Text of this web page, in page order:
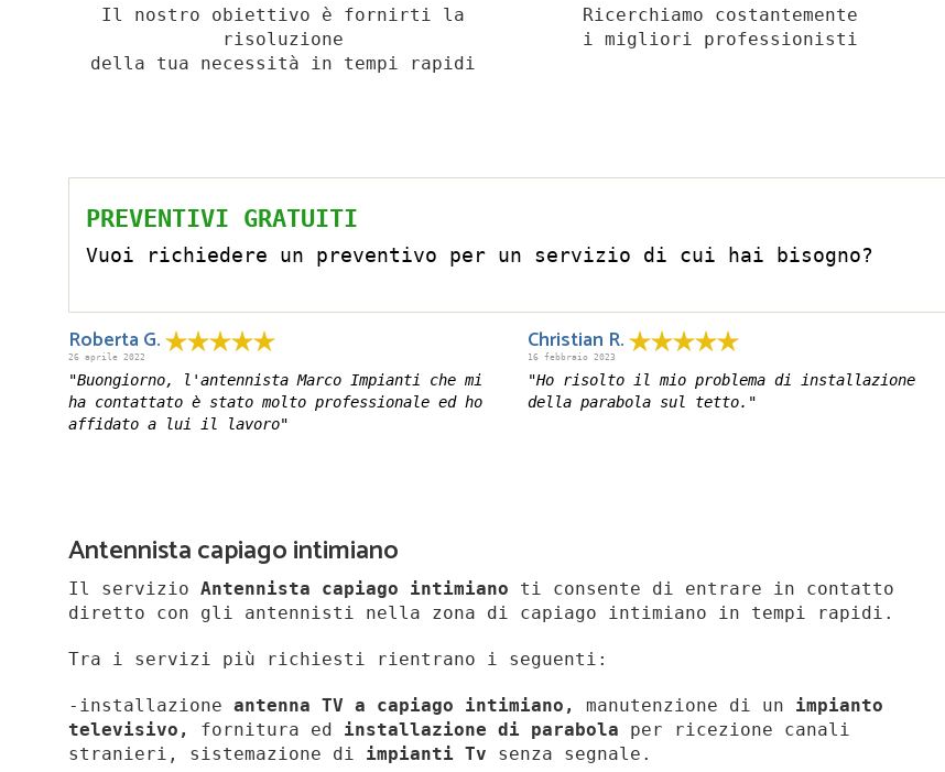
Il nostro obiettivo è fornirti la
risoluzione
della tua necessità in tempi rapidi
Ricerchiamo costantemente
i migliori professionisti
PREVENTIVI GRATUITI
Vuoi richiedere un preventivo per un servizio di cui hai bisogno?
Roberta G.
26 aprile 2022
"Buongiorno, l'antennista Marco Impianti che mi
ha contattato è stato molto professionale ed ho
affidato a lui il lavoro"
Christian R.
16 febbraio 2023
"Ho risolto il mio problema di installazione
della parabola sul tetto."
Antennista capiago intimiano
Il servizio Antennista capiago intimiano ti consente di entrare in contatto
diretto con gli antennisti nella zona di capiago intimiano in tempi rapidi.
Tra i servizi più richiesti rientrano i seguenti:
-installazione antenna TV a capiago intimiano, manutenzione di un impianto
televisivo, fornitura ed installazione di parabola per ricezione canali
stranieri, sistemazione di impianti Tv senza segnale.